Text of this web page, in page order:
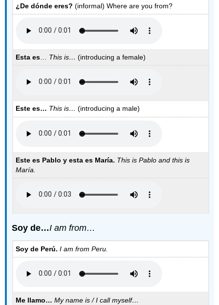
¿De dónde eres? (informal) Where are you from?
Esta es… This is… (introducing a female)
Este es… This is… (introducing a male)
Este es Pablo y esta es María. This is Pablo and this is
María.
Soy de…I am from…
Soy de Perú. I am from Peru.
Me llamo… My name is / I call myself…